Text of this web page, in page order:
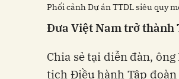
Phối cảnh Dự án TTDL siêu quy
Đưa Việt Nam trở thành
Chia sẻ tại diễn đàn,
tịch Điều hành Tập đoàn